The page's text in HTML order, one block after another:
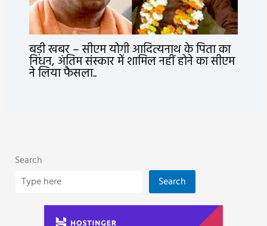
बड़ी खबर – सीएम योगी आदित्यनाथ के पिता का
निधन, अंतिम संस्कार में शामिल नहीं होने का सीएम
ने लिया फैसला..
Search
Search